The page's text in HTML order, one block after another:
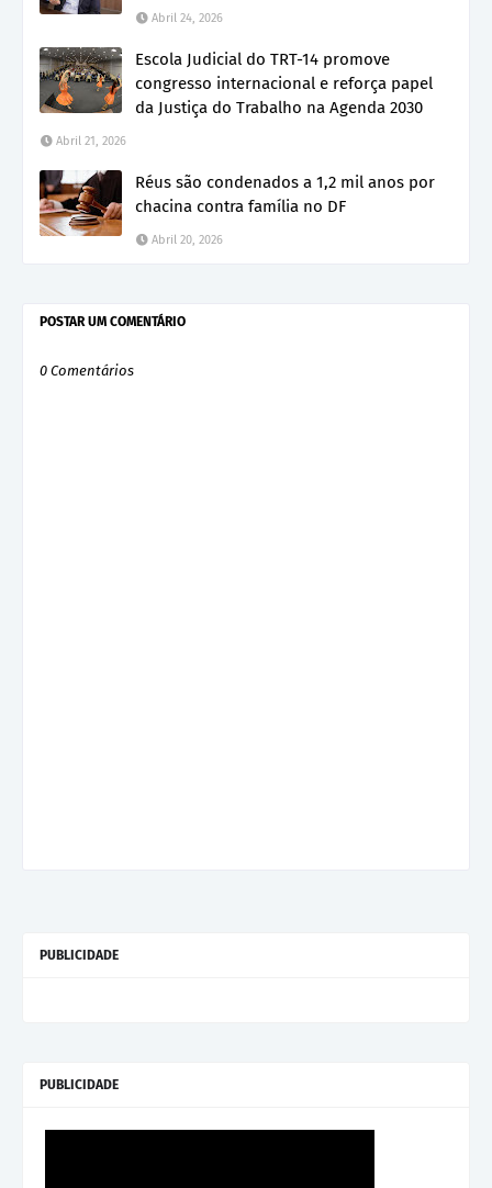
Abril 24, 2026
Escola Judicial do TRT-14 promove
congresso internacional e reforça papel
da Justiça do Trabalho na Agenda 2030
Abril 21, 2026
Réus são condenados a 1,2 mil anos por
chacina contra família no DF
Abril 20, 2026
POSTAR UM COMENTÁRIO
0 Comentários
PUBLICIDADE
PUBLICIDADE